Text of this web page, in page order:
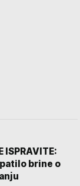
ISPRAVITE:
brine o